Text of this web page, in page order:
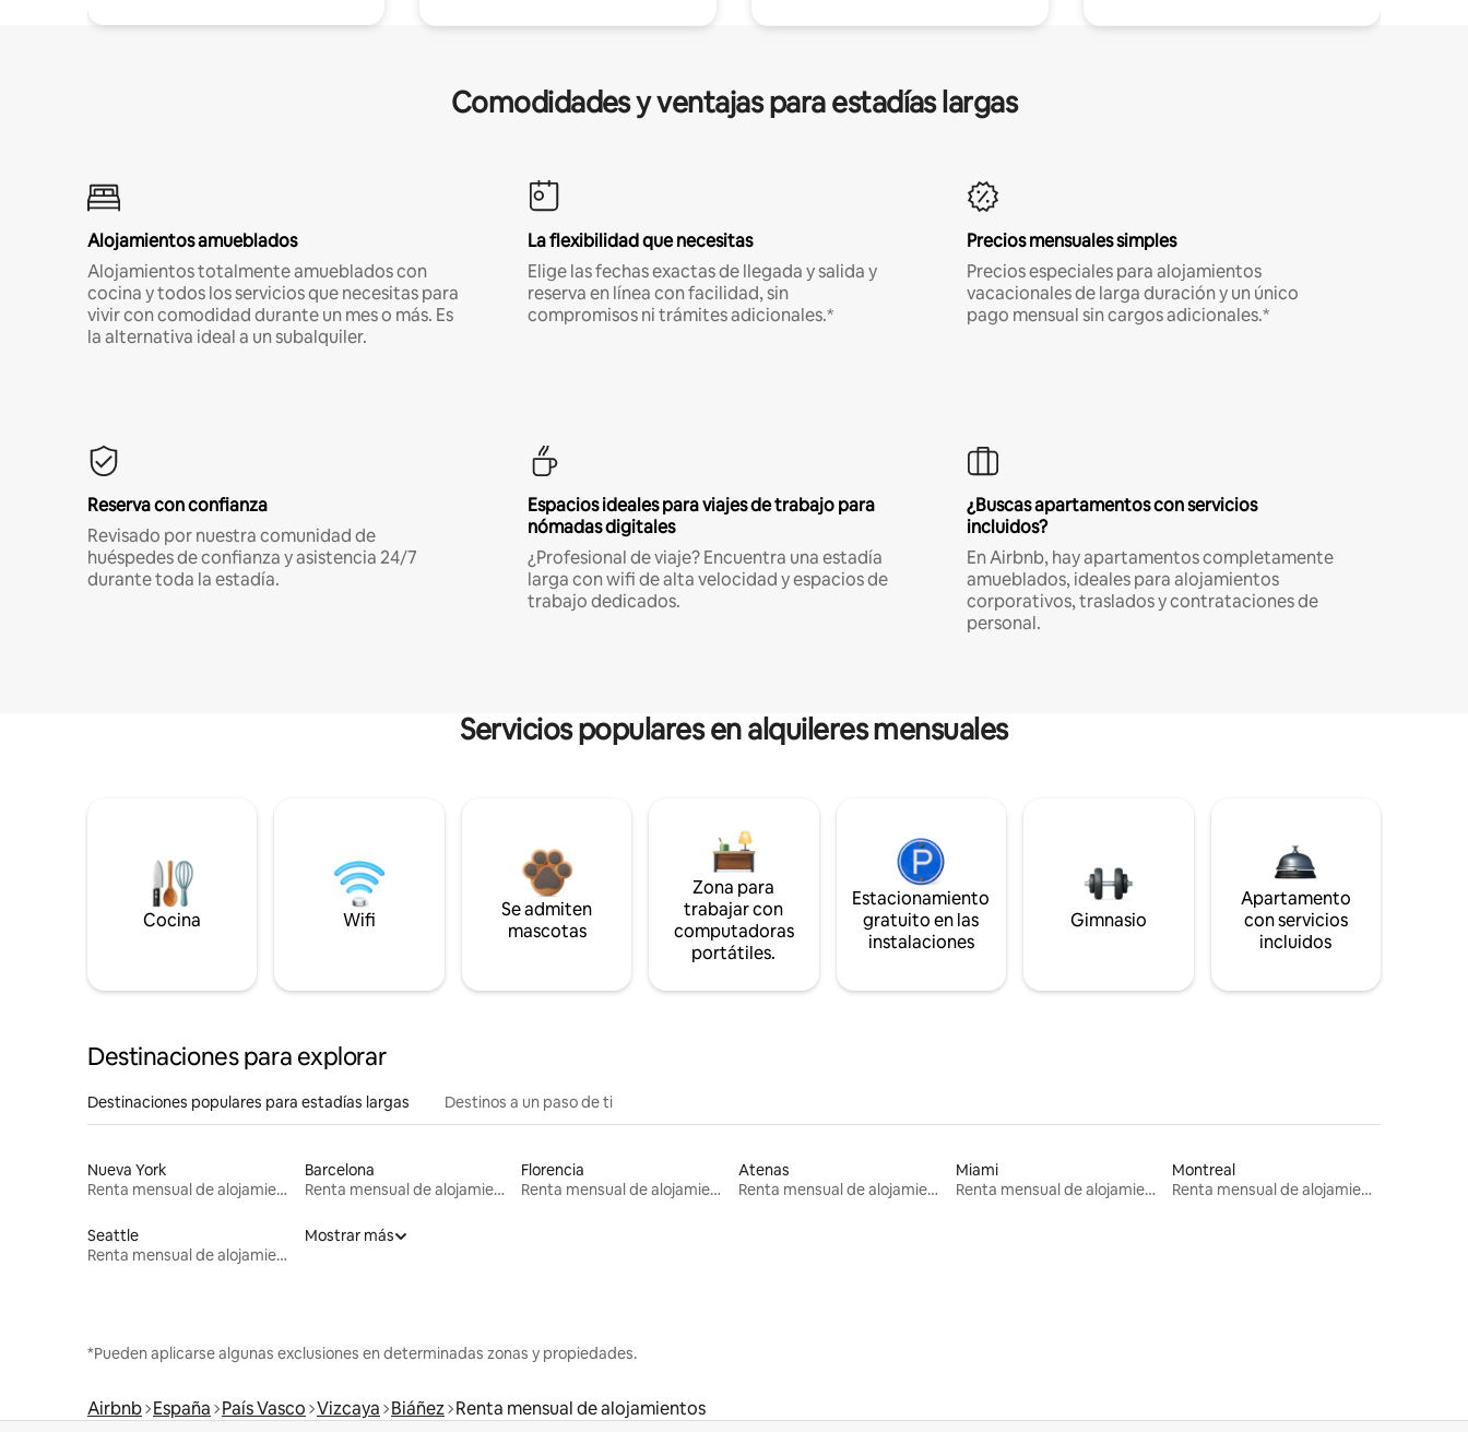
Comodidades y ventajas para estadías largas
Alojamientos amueblados
Alojamientos totalmente amueblados con
cocina y todos los servicios que necesitas para
vivir con comodidad durante un mes o más. Es
la alternativa ideal a un subalquiler.
La flexibilidad que necesitas
Elige las fechas exactas de llegada y salida y
reserva en línea con facilidad, sin
compromisos ni trámites adicionales.*
Precios mensuales simples
Precios especiales para alojamientos
vacacionales de larga duración y un único
pago mensual sin cargos adicionales.*
Reserva con confianza
Revisado por nuestra comunidad de
huéspedes de confianza y asistencia 24/7
durante toda la estadía.
Espacios ideales para viajes de trabajo para
nómadas digitales
¿Profesional de viaje? Encuentra una estadía
larga con wifi de alta velocidad y espacios de
trabajo dedicados.
¿Buscas apartamentos con servicios
incluidos?
En Airbnb, hay apartamentos completamente
amueblados, ideales para alojamientos
corporativos, traslados y contrataciones de
personal.
Servicios populares en alquileres mensuales
Cocina Wifi
Se admiten
mascotas
Zona para
trabajar con
computadoras
portátiles.
Estacionamiento
gratuito en las
instalaciones
Gimnasio
Apartamento
con servicios
incluidos
Destinaciones para explorar
Destinaciones populares para estadías largas Destinos a un paso de ti
Nueva York
Renta mensual de alojamientos
Barcelona
Renta mensual de alojamientos
Florencia
Renta mensual de alojamientos
Atenas
Renta mensual de alojamientos
Miami
Renta mensual de alojamientos
Montreal
Renta mensual de alojamientos
Seattle
Renta mensual de alojamientos
Mostrar más
*Pueden aplicarse algunas exclusiones en determinadas zonas y propiedades.
Airbnb España País Vasco Vizcaya Biáñez Renta mensual de alojamientos